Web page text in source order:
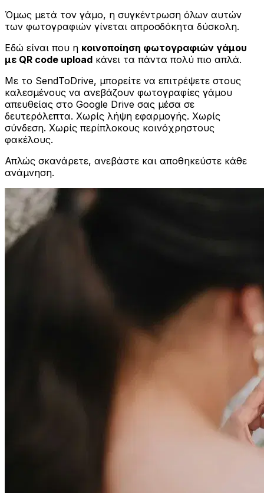
Όμως μετά τον γάμο, η συγκέντρωση όλων αυτών
των φωτογραφιών γίνεται απροσδόκητα δύσκολη.
Εδώ είναι που η κοινοποίηση φωτογραφιών γάμου
με QR code upload κάνει τα πάντα πολύ πιο απλά.
Με το SendToDrive, μπορείτε να επιτρέψετε στους
καλεσμένους να ανεβάζουν φωτογραφίες γάμου
απευθείας στο Google Drive σας μέσα σε
δευτερόλεπτα. Χωρίς λήψη εφαρμογής. Χωρίς
σύνδεση. Χωρίς περίπλοκους κοινόχρηστους
φακέλους.
Απλώς σκανάρετε, ανεβάστε και αποθηκεύστε κάθε
ανάμνηση.